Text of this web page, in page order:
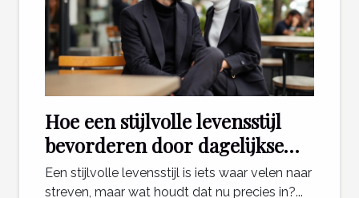
Hoe een stijlvolle levensstijl
bevorderen door dagelijkse
gewoonten
Een stijlvolle levensstijl is iets waar velen naar
streven, maar wat houdt dat nu precies in?...